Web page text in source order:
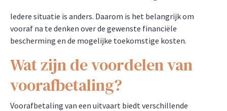
Iedere situatie is anders. Daarom is het belangrijk om
vooraf na te denken over de gewenste financiële
bescherming en de mogelijke toekomstige kosten.
Wat zijn de voordelen van
voorafbetaling?
Voorafbetaling van een uitvaart biedt verschillende